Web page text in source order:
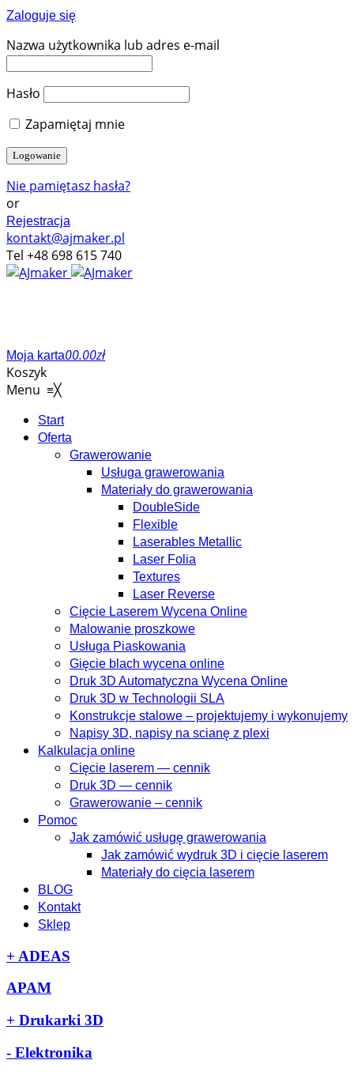
Zaloguje się
Nazwa użytkownika lub adres e-mail
Hasło
Zapamiętaj mnie
Nie pamiętasz hasła?
or
Rejestracja
kontakt@ajmaker.pl
Tel +48 698 615 740
Moja karta00.00zł
Koszyk
Menu ≡╳
Start
Oferta
Grawerowanie
Usługa grawerowania
Materiały do grawerowania
DoubleSide
Flexible
Laserables Metallic
Laser Folia
Textures
Laser Reverse
Cięcie Laserem Wycena Online
Malowanie proszkowe
Usługa Piaskowania
Gięcie blach wycena online
Druk 3D Automatyczna Wycena Online
Druk 3D w Technologii SLA
Konstrukcje stalowe – projektujemy i wykonujemy
Napisy 3D, napisy na scianę z plexi
Kalkulacja online
Cięcie laserem — cennik
Druk 3D — cennik
Grawerowanie – cennik
Pomoc
Jak zamówić usługę grawerowania
Jak zamówić wydruk 3D i cięcie laserem
Materiały do cięcia laserem
BLOG
Kontakt
Sklep
+ ADEAS
APAM
+ Drukarki 3D
- Elektronika